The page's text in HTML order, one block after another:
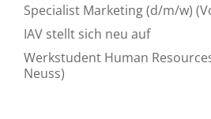
Specialist Marketing (d/m/w)
IAV stellt sich neu auf
Werkstudent Human
Neuss)